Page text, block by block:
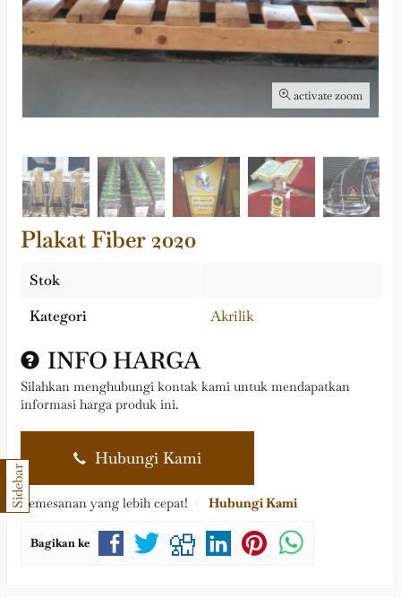
activate zoom
Plakat Fiber 2020
Stok
Kategori
Akrilik
INFO HARGA
Silahkan menghubungi kontak kami untuk mendapatkan
informasi harga produk ini.
Hubungi Kami
Pemesanan yang lebih cepat! Hubungi Kami
Bagikan ke
Sidebar